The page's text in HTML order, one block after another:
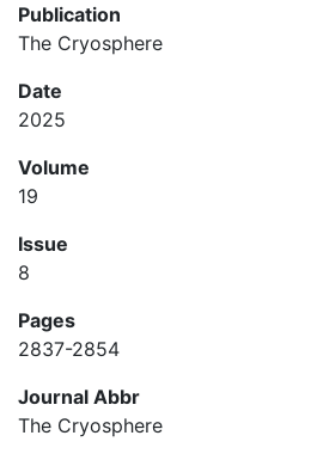
Publication
The Cryosphere
Date
2025
Volume
19
Issue
8
Pages
2837-2854
Journal Abbr
The Cryosphere